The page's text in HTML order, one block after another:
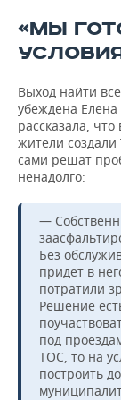
«МЫ
Выход найти
убеждена
рассказала,
жители
сами решат
ненадолго:
—
Без
придет в
потратили
Решение
под
ТОС, то на
построить